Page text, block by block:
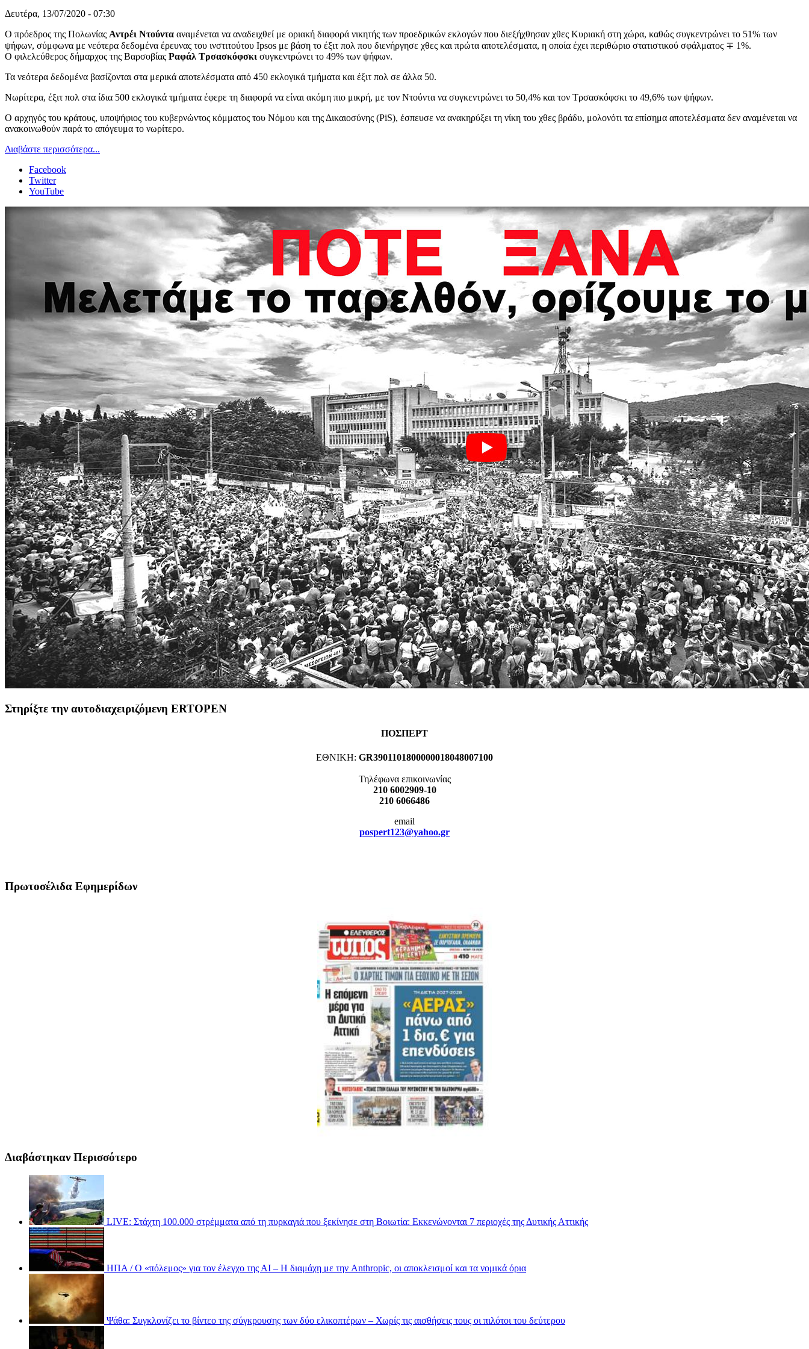
Δευτέρα, 13/07/2020 - 07:30
Ο πρόεδρος της Πολωνίας Αντρέι Ντούντα αναμένεται να αναδειχθεί με οριακή διαφορά νικητής των προεδρικών εκλογών που διεξήχθησαν χθες Κυριακή στη χώρα, καθώς συγκεντρώνει το 51% των
ψήφων, σύμφωνα με νεότερα δεδομένα έρευνας του ινστιτούτου Ipsos με βάση το έξιτ πολ που διενήργησε χθες και πρώτα αποτελέσματα, η οποία έχει περιθώριο στατιστικού σφάλματος ∓ 1%.
Ο φιλελεύθερος δήμαρχος της Βαρσοβίας Ραφάλ Τρσασκόφσκι συγκεντρώνει το 49% των ψήφων.
Τα νεότερα δεδομένα βασίζονται στα μερικά αποτελέσματα από 450 εκλογικά τμήματα και έξιτ πολ σε άλλα 50.
Νωρίτερα, έξιτ πολ στα ίδια 500 εκλογικά τμήματα έφερε τη διαφορά να είναι ακόμη πιο μικρή, με τον Ντούντα να συγκεντρώνει το 50,4% και τον Τρσασκόφσκι το 49,6% των ψήφων.
Ο αρχηγός του κράτους, υποψήφιος του κυβερνώντος κόμματος του Νόμου και της Δικαιοσύνης (PiS), έσπευσε να ανακηρύξει τη νίκη του χθες βράδυ, μολονότι τα επίσημα αποτελέσματα δεν αναμένεται να
ανακοινωθούν παρά το απόγευμα το νωρίτερο.
Διαβάστε περισσότερα...
Facebook
Twitter
YouTube
Στηρίξτε την αυτοδιαχειριζόμενη ERTOPEN
ΠΟΣΠΕΡΤ
ΕΘΝΙΚΗ: GR3901101800000018048007100
Τηλέφωνα επικοινωνίας
210 6002909-10
210 6066486
email
pospert123@yahoo.gr
Πρωτοσέλιδα Εφημερίδων
Διαβάστηκαν Περισσότερο
LIVE: Στάχτη 100.000 στρέμματα από τη πυρκαγιά που ξεκίνησε στη Βοιωτία: Εκκενώνονται 7 περιοχές της Δυτικής Αττικής
ΗΠΑ / Ο «πόλεμος» για τον έλεγχο της ΑΙ – Η διαμάχη με την Anthropic, οι αποκλεισμοί και τα νομικά όρια
Ψάθα: Συγκλονίζει το βίντεο της σύγκρουσης των δύο ελικοπτέρων – Χωρίς τις αισθήσεις τους οι πιλότοι του δεύτερου